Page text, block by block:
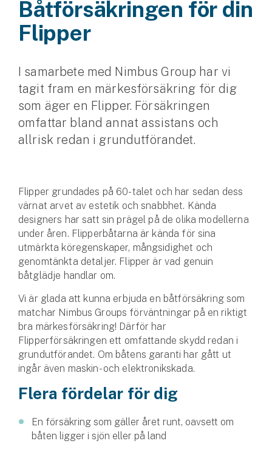
Husvagnsförsäkring
Motorcykel
Mc-försäkring
Märkesförsäkringar
Båtförsäkring
Vattenskoterförsäkring
Sportfiskarna
Djur
Hundförsäkring
Jakthundsförsäkring
Kattförsäkring
Djurförsäkring
Hem & hus
Villaförsäkring
Båtförsäkringen för din
Flipper
I samarbete med Nimbus Group har vi
tagit fram en märkesförsäkring för dig
som äger en Flipper. Försäkringen
omfattar bland annat assistans och
allrisk redan i grundutförandet.
Flipper grundades på 60-talet och har sedan dess
värnat arvet av estetik och snabbhet. Kända
designers har satt sin prägel på de olika modellerna
under åren. Flipperbåtarna är kända för sina
utmärkta köregenskaper, mångsidighet och
genomtänkta detaljer. Flipper är vad genuin
båtglädje handlar om.
Vi är glada att kunna erbjuda en båtförsäkring som
matchar Nimbus Groups förväntningar på en riktigt
bra märkesförsäkring! Därför har
Flipperförsäkringen ett omfattande skydd redan i
grundutförandet. Om båtens garanti har gått ut
ingår även maskin- och elektronikskada.
Flera fördelar för dig
En försäkring som gäller året runt, oavsett om
båten ligger i sjön eller på land